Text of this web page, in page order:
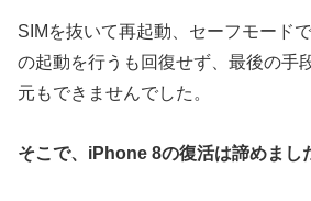
SIMを抜いて再起動、セーフモード
の起動を行うも回復せず、最後の手
元もできませんでした。
そこで、iPhone 8の復活は諦めまし